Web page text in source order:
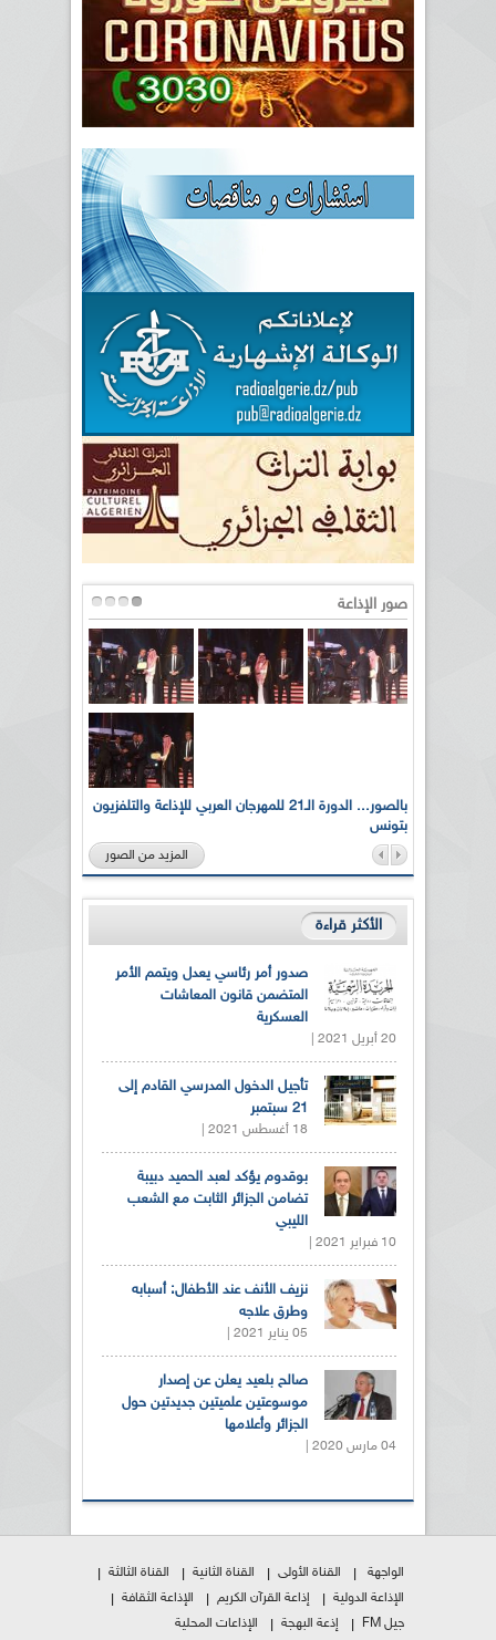
صور الإذاعة
بالصور... الدورة الـ21 للمهرجان العربي للإذاعة والتلفزيون
بتونس
المزيد من الصور
الأكثر قراءة
صدور أمر رئاسي يعدل ويتمم الأمر
المتضمن قانون المعاشات
العسكرية
20 أبريل 2021 |
تأجيل الدخول المدرسي القادم إلى
21 سبتمبر
18 أغسطس 2021 |
بوقدوم يؤكد لعبد الحميد دبيبة
تضامن الجزائر الثابت مع الشعب
الليبي
10 فبراير 2021 |
نزيف الأنف عند الأطفال: أسبابه
وطرق علاجه
05 يناير 2021 |
صالح بلعيد يعلن عن إصدار
موسوعتين علميتين جديدتين حول
الجزائر وأعلامها
04 مارس 2020 |
الواجهة القناة الأولى القناة الثانية
القناة الثالثة
الإذاعة الدولية
إذاعة القرآن الكريم
الإذاعة الثقافة
جيل FM
إذعة البهجة الإذاعات المحلية